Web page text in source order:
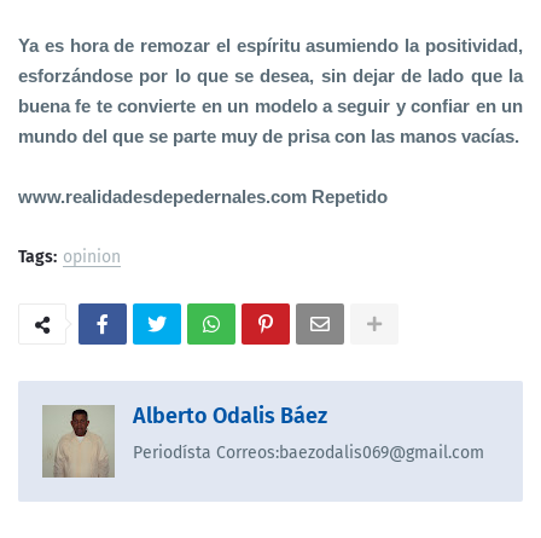
Ya es hora de remozar el espíritu asumiendo la positividad,
esforzándose por lo que se desea, sin dejar de lado que la
buena fe te convierte en un modelo a seguir y confiar en un
mundo del que se parte muy de prisa con las manos vacías.
www.realidadesdepedernales.com Repetido
Tags: opinion
Alberto Odalis Báez
Periodísta Correos:baezodalis069@gmail.com